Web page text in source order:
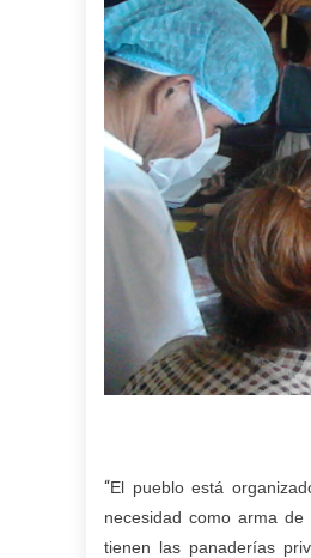
“El pueblo está
necesidad como arma
tienen las panaderías